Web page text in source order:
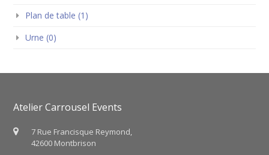
Plan de table (1)
Urne (0)
Atelier Carrousel Events
7 Rue Francisque Reymond,
42600 Montbrison